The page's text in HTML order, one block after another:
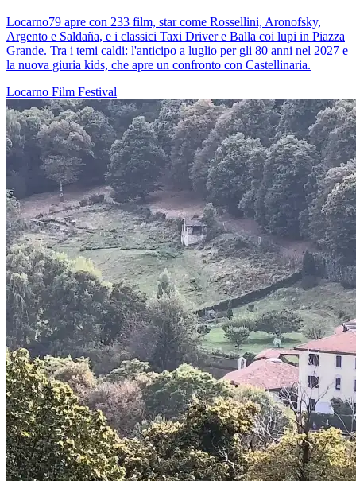
Locarno79 apre con 233 film, star come Rossellini, Aronofsky,
Argento e Saldaña, e i classici Taxi Driver e Balla coi lupi in Piazza
Grande. Tra i temi caldi: l'anticipo a luglio per gli 80 anni nel 2027 e
la nuova giuria kids, che apre un confronto con Castellinaria.
Locarno Film Festival